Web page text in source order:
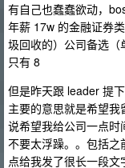
有自己也蠢蠢欲动，
年薪 17w 的金融证券
圾回收的）公司备选
只有 8
但是昨天跟 leader 提
主要的意思就是希望
说希望我给公司一点
不要太浮躁。。包括
点给我发了很长一段文